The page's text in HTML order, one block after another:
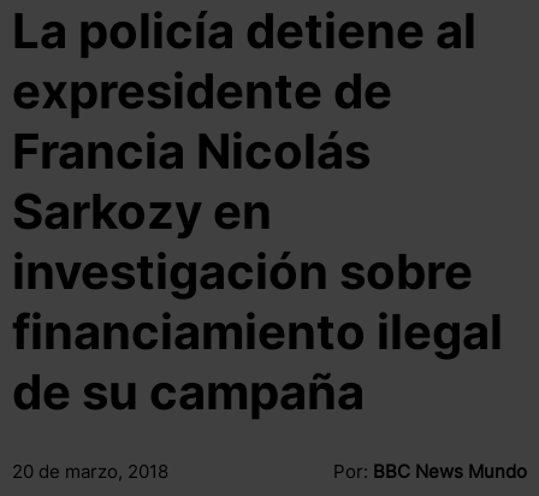
La policía detiene al
expresidente de
Francia Nicolás
Sarkozy en
investigación sobre
financiamiento ilegal
de su campaña
20 de marzo, 2018 Por: BBC News Mundo